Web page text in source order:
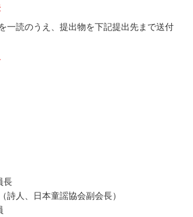
一読のうえ、提出物を下記提出先まで送付
長
詩人、日本童謡協会副会長）